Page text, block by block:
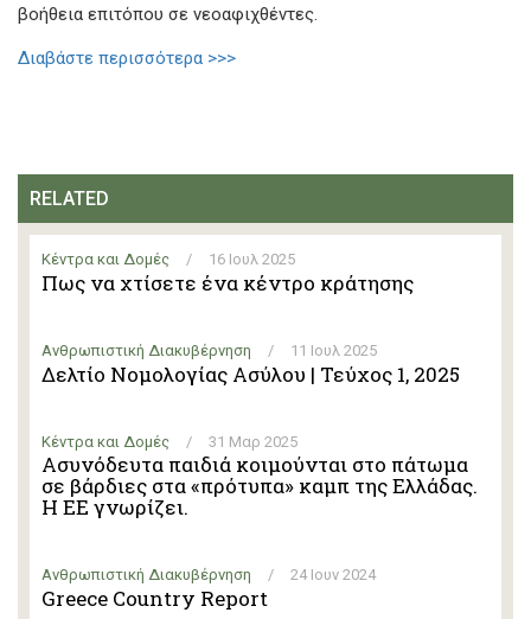
βοήθεια επιτόπου σε νεοαφιχθέντες.
Διαβάστε περισσότερα >>>
RELATED
Κέντρα και Δομές / 16 Ιουλ 2025
Πως να χτίσετε ένα κέντρο κράτησης
Ανθρωπιστική Διακυβέρνηση / 11 Ιουλ 2025
Δελτίο Νομολογίας Ασύλου | Τεύχος 1, 2025
Κέντρα και Δομές / 31 Μαρ 2025
Ασυνόδευτα παιδιά κοιμούνται στο πάτωμα
σε βάρδιες στα «πρότυπα» καμπ της Ελλάδας.
Η ΕΕ γνωρίζει.
Ανθρωπιστική Διακυβέρνηση / 24 Ιουν 2024
Greece Country Report